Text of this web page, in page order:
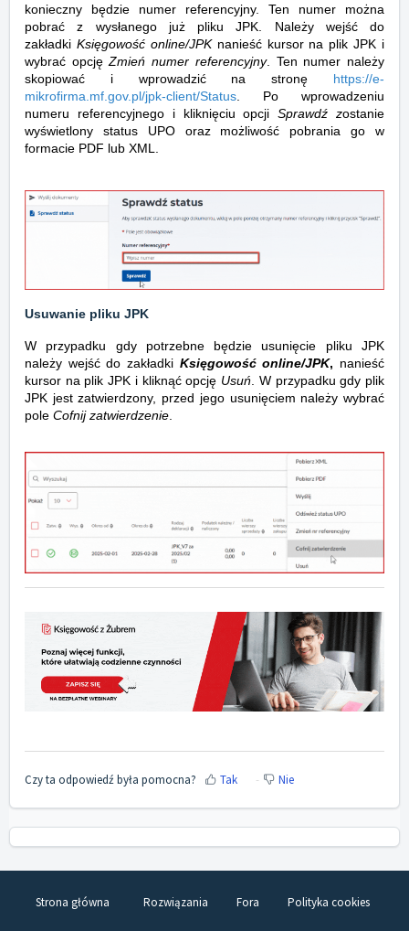
konieczny będzie numer referencyjny. Ten numer można
pobrać z wysłanego już pliku JPK. Należy wejść do
zakładki Księgowość online/JPKnanieść kursor na plik JPK i
wybrać opcjęZmień numer referencyjny. Ten numer należy
skopiować i wprowadzić na stronę https://e-
mikrofirma.mf.gov.pl/jpk-client/Status . Po wprowadzeniu
numeru referencyjnego i kliknięciu opcjiSprawdź zostanie
wyświetlony status UPO oraz możliwość pobrania go w
formacie PDF lub XML.
Usuwanie pliku JPK
W przypadku gdy potrzebne będzie usunięcie pliku JPK
należy wejść do zakładki Księgowość online/JPK, nanieść
kursor na plik JPK i kliknąć opcję Usuń . W przypadku gdy plik
JPK jest zatwierdzony, przed jego usunięciem należy wybrać
pole Cofnij zatwierdzenie
Czy ta odpowiedź była pomocna? Tak Nie
Strona główna Rozwiązania Fora Polityka cookies